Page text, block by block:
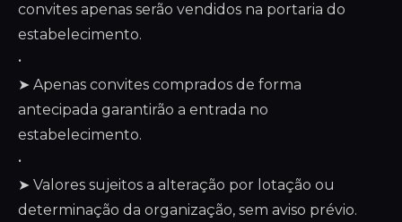
convites apenas serão vendidos na portaria do
estabelecimento.
•
➤ Apenas convites comprados de forma
antecipada garantirão a entrada no
estabelecimento.
•
➤ Valores sujeitos a alteração por lotação ou
determinação da organização, sem aviso prévio.